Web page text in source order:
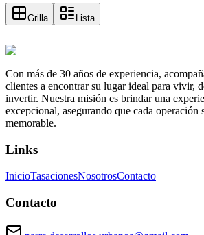
Grilla Lista
Con más de 30 años de experiencia,
clientes a encontrar su lugar ideal para vivir,
invertir. Nuestra misión es brindar una
excepcional, asegurando que cada operación
memorable.
Links
InicioTasacionesNosotrosContacto
Contacto